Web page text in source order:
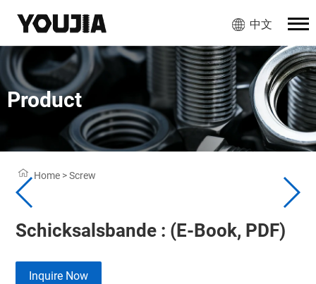
中文
Product
Home >Screw
Schicksalsbande : (E-Book, PDF)
Inquire Now